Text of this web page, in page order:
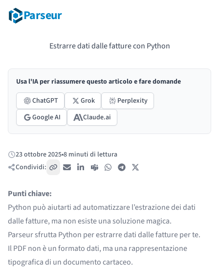
Parseur
Estrarre dati dalle fatture con Python
Usa l'IA per riassumere questo articolo e fare domande
ChatGPT
Grok
Perplexity
Google AI
Claude.ai
Pubblicato:
23 ottobre 2025•8 minuti di lettura
Condividi:
Copia link
Email LinkedIn
Teams WhatsAppTelegram
Punti chiave:
Python può aiutarti ad automatizzare l’estrazione dei dati
dalle fatture, ma non esiste una soluzione magica.
Parseur sfrutta Python per estrarre dati dalle fatture per te.
Il PDF non è un formato dati, ma una rappresentazione
tipografica di un documento cartaceo.